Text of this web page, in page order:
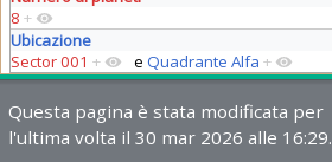
8 +
Ubicazione
Sector 001 + e Quadrante Alfa +
Questa pagina è stata modificata per
l'ultima volta il 30 mar 2026 alle 16:29.